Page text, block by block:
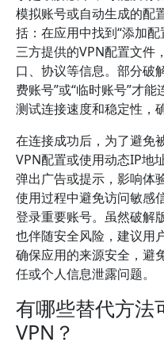
模拟账号或自动生成的配
括：在应用中找到“添加
三方提供的VPN配置文件
口、协议等信息。部分破
费账号”或“临时账号”才
测试连接速度和稳定性，
在连接成功后，为了避免
VPN配置或使用动态IP地
弹出广告或提示，影响体
使用过程中避免访问敏感
登录重要账号。虽然破解
也伴随安全风险，建议用
确保应用的来源安全，避
任或个人信息泄露问题。
有哪些替代方法
VPN？